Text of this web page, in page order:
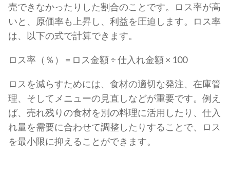
売できなかったりした割合のことです。ロス率が高
いと、原価率も上昇し、利益を圧迫します。ロス率
は、以下の式で計算できます。
ロス率（％） = ロス金額 ÷ 仕入れ金額 × 100
ロスを減らすためには、食材の適切な発注、在庫管
理、そしてメニューの見直しなどが重要です。例え
ば、売れ残りの食材を別の料理に活用したり、仕入
れ量を需要に合わせて調整したりすることで、ロス
を最小限に抑えることができます。